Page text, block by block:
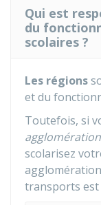
Qui est
du
scolaires ?
Les régions
et du
Toutefois, si
agglomération
scolarisez
transports